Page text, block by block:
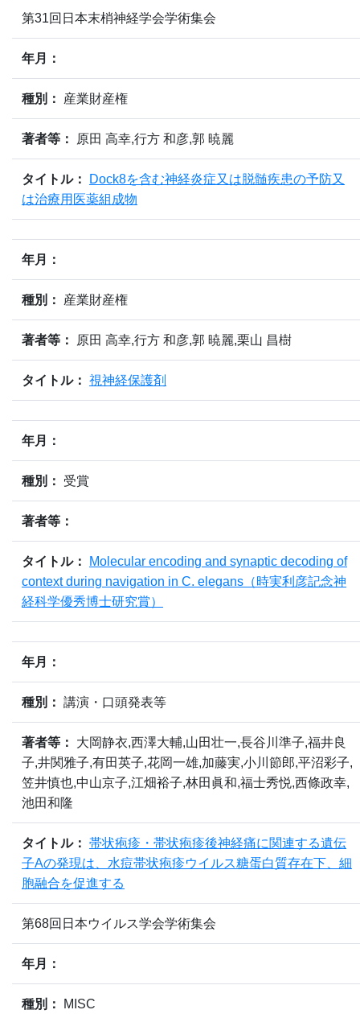
第31回日本末梢神経学会学術集会
年月：
種別： 産業財産権
著者等： 原田 高幸,行方 和彦,郭 暁麗
タイトル：
Dock8を含む神経炎症又は脱髄疾患の予防又
は治療用医薬組成物
年月：
種別： 産業財産権
著者等： 原田 高幸,行方 和彦,郭 暁麗,栗山 昌樹
タイトル： 視神経保護剤
年月：
種別： 受賞
著者等：
タイトル：
Molecular encoding and synaptic decoding of
context during navigation in C. elegans（時実利彦記念神
経科学優秀博士研究賞）
年月：
種別： 講演・口頭発表等
著者等：
大岡静衣,西澤大輔,山田壮一,長谷川準子,福井良
子,井関雅子,有田英子,花岡一雄,加藤実,小川節郎,平沼彩子,
笠井慎也,中山京子,江畑裕子,林田眞和,福士秀悦,西條政幸,
池田和隆
タイトル： 帯状疱疹・帯状疱疹後神経痛に関連する遺伝
子Aの発現は、水痘帯状疱疹ウイルス糖蛋白質存在下、細
胞融合を促進する
第68回日本ウイルス学会学術集会
年月：
種別： MISC